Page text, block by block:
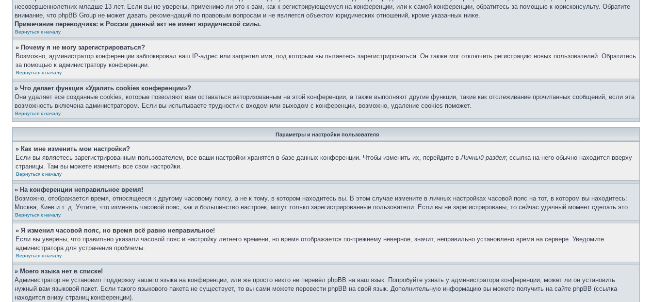
несовершеннолетних младше 13 лет. Если вы не уверены, применимо ли это к вам, как к регистрирующемуся на конференции, или к самой конференции, обратитесь за помощью к юрисконсульту. Обратите
внимание, что phpBB Group не может давать рекомендаций по правовым вопросам и не является объектом юридических отношений, кроме указанных ниже.
Примечание переводчика: в России данный акт не имеет юридической силы.
Вернуться к началу
» Почему я не могу зарегистрироваться?
Возможно, администратор конференции заблокировал ваш IP-адрес или запретил имя, под которым вы пытаетесь зарегистрироваться. Он также мог отключить регистрацию новых пользователей. Обратитесь
за помощью к администратору конференции.
Вернуться к началу
» Что делает функция «Удалить cookies конференции»?
Она удаляет все созданные cookies, которые позволяют вам оставаться авторизованным на этой конференции, а также выполняют другие функции, такие как отслеживание прочитанных сообщений, если эта
возможность включена администратором. Если вы испытываете трудности с входом или выходом с конференции, возможно, удаление cookies поможет.
Вернуться к началу
Параметры и настройки пользователя
» Как мне изменить мои настройки?
Если вы являетесь зарегистрированным пользователем, все ваши настройки хранятся в базе данных конференции. Чтобы изменить их, перейдите вЛичный раздел; ссылка на него обычно находится вверху
страницы. Там вы можете изменить все свои настройки.
Вернуться к началу
» На конференции неправильное время!
Возможно, отображается время, относящееся к другому часовому поясу, а не к тому, в котором находитесь вы. В этом случае измените в личных настройках часовой пояс на тот, в котором вы находитесь:
Москва, Киев и т. д. Учтите, что изменять часовой пояс, как и большинство настроек, могут только зарегистрированные пользователи. Если вы не зарегистрированы, то сейчас удачный момент сделать это.
Вернуться к началу
» Я изменил часовой пояс, но время всё равно неправильное!
Если вы уверены, что правильно указали часовой пояс и настройку летнего времени, но время отображается по-прежнему неверное, значит, неправильно установлено время на сервере. Уведомите
администратора для устранения проблемы.
Вернуться к началу
» Моего языка нет в списке!
Администратор не установил поддержку вашего языка на конференции, или же просто никто не перевёл phpBB на ваш язык. Попробуйте узнать у администратора конференции, может ли он установить
нужный вам языковой пакет. Если такого языкового пакета не существует, то вы сами можете перевести phpBB на свой язык. Дополнительную информацию вы можете получить на сайте phpBB (ссылка
находится внизу страниц конференции).